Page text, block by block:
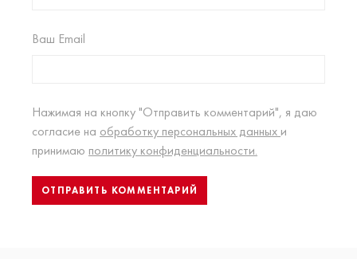
Ваш Email
Нажимая на кнопку "Отправить комментарий", я даю
согласие на обработку персональных данных и
принимаю политику конфиденциальности.